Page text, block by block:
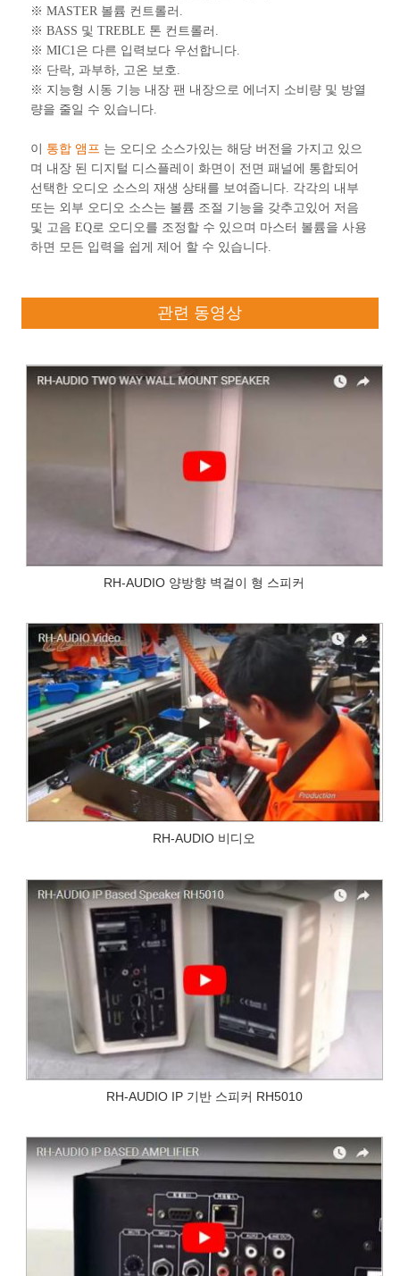
※ MASTER 볼륨 컨트롤러.
※ BASS 및 TREBLE 톤 컨트롤러.
※ MIC1은 다른 입력보다 우선합니다.
※ 단락, 과부하, 고온 보호.
※ 지능형 시동 기능 내장 팬 내장으로 에너지 소비량 및 방열
량을 줄일 수 있습니다.
이 통합 앰프 는 오디오 소스가있는 해당 버전을 가지고 있으
며 내장 된 디지털 디스플레이 화면이 전면 패널에 통합되어
선택한 오디오 소스의 재생 상태를 보여줍니다. 각각의 내부
또는 외부 오디오 소스는 볼륨 조절 기능을 갖추고있어 저음
및 고음 EQ로 오디오를 조정할 수 있으며 마스터 볼륨을 사용
하면 모든 입력을 쉽게 제어 할 수 있습니다.
관련 동영상
RH-AUDIO 양방향 벽걸이 형 스피커
RH-AUDIO 비디오
RH-AUDIO IP 기반 스피커 RH5010